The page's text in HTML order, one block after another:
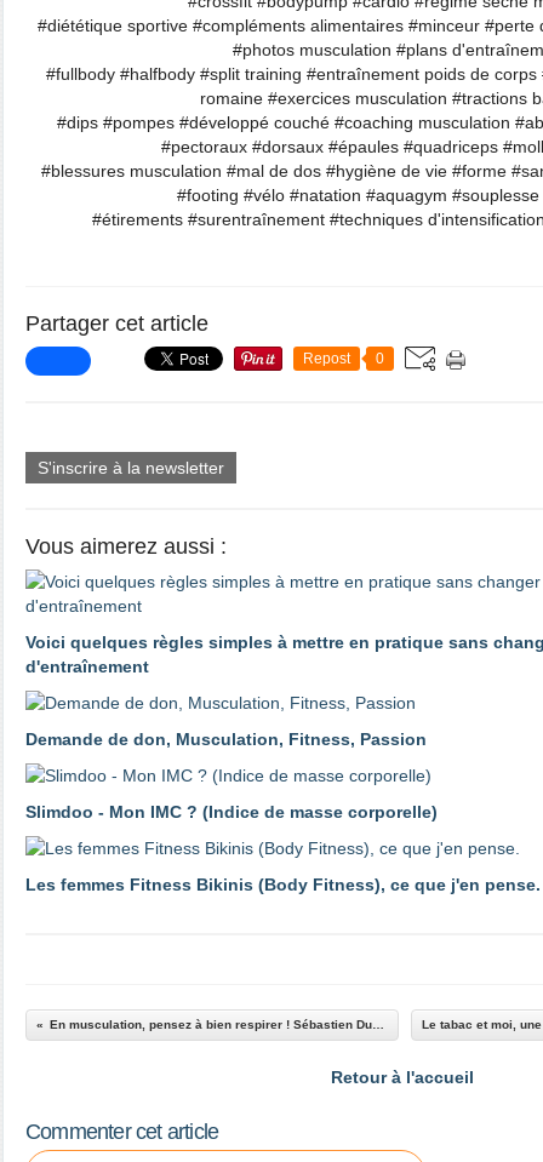
#diététique sportive #compléments alimentaires #minceur #perte
#photos musculation #plans
#fullbody #halfbody #split training #entraînement poids de
romaine #exercices musculation #tractions
#dips #pompes #développé couché #coaching musculation
#pectoraux #dorsaux #épaules #quadriceps
#blessures musculation #mal de dos #hygiène de vie #forme
#footing #vélo #natation #aquagym
#étirements #surentraînement #techniques
Partager cet article
Repost 0
S'inscrire à la newsletter
Vous aimerez aussi :
Voici quelques règles simples à mettre en pratique sans
d'entraînement
Demande de don, Musculation, Fitness, Passion
Slimdoo - Mon IMC ? (Indice de masse corporelle)
Les femmes Fitness Bikinis (Body Fitness), ce que j'en pense.
Retour à l'accueil
Commenter cet article